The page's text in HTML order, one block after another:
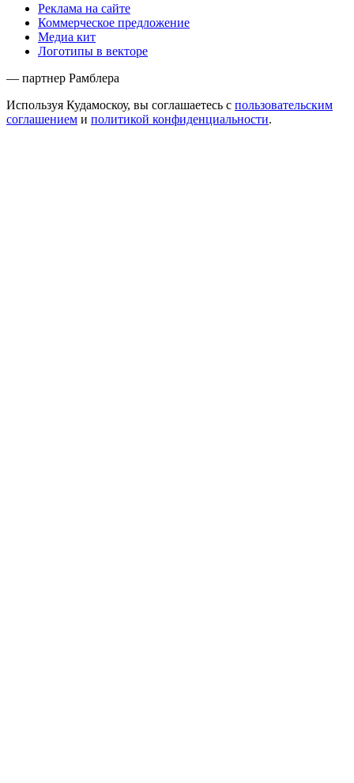
Реклама на сайте
Коммерческое предложение
Медиа кит
Логотипы в векторе
— партнер Рамблера
Используя Кудамоскоу, вы соглашаетесь с пользовательским
соглашением и политикой конфиденциальности.